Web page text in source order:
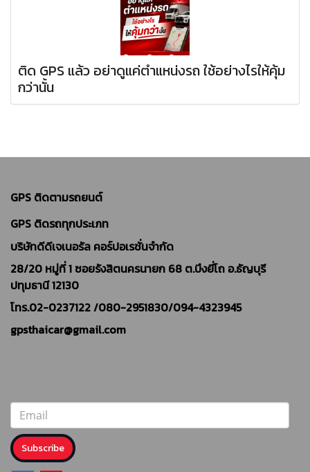
ติด GPS แล้ว อย่าดูแค่ตำแหน่งรถ ใช้อย่างไรให้คุ้ม
กว่านั้น
GPS ติดตามรถยนต์
GPS ติดรถทุกประเภท
บริษัทดีดีเจเนอรัล คอร์ปอเรชั่นจำกัด
28/20 หมู่ที่ 1 ซอยรังสิตนครนายก 68 ต.บึงยี่โถ อ.ธัญบุรี
ปทุมธานี 12130
โทร.02-0237122 /080-2951830/094-4323945
gpsthaicar@gmail.com
Subscribe